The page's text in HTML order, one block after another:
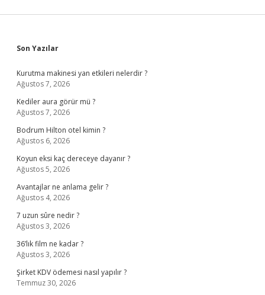
Sidebar
Son Yazılar
Kurutma makinesi yan etkileri nelerdir ?
Ağustos 7, 2026
Kediler aura görür mü ?
Ağustos 7, 2026
Bodrum Hilton otel kimin ?
Ağustos 6, 2026
Koyun eksi kaç dereceye dayanır ?
Ağustos 5, 2026
Avantajlar ne anlama gelir ?
Ağustos 4, 2026
7 uzun sûre nedir ?
Ağustos 3, 2026
36’lık film ne kadar ?
Ağustos 3, 2026
Şirket KDV ödemesi nasıl yapılır ?
Temmuz 30, 2026